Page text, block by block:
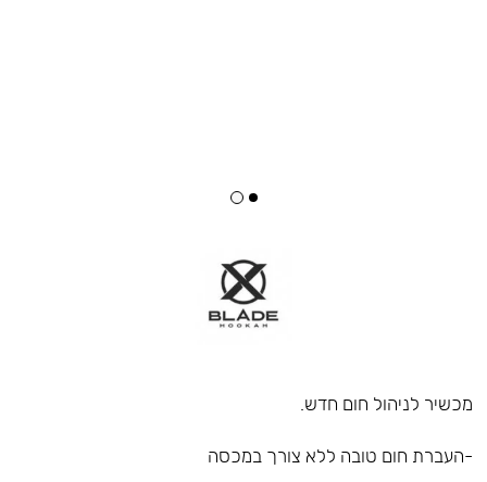
מכשיר לניהול חום חדש.
-העברת חום טובה ללא צורך במכסה